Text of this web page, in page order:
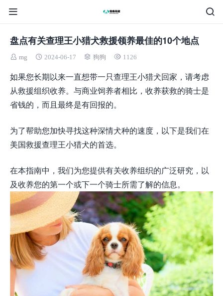
盘点有关查理王小猎犬救援领养最佳的10个地点
mg 2024-06-17 狗狗 1126
如果您长期以来一直想带一只查理王小猎犬回家，请考虑
从救援组织收养。与商业饲养者相比，收养获救的骑士是
省钱的，而且最终是有回报的。
为了帮助您加快寻找这种深情犬种的速度，以下是我们在
美国救援查理王小猎犬的首选。
在本指南中，我们为您提供有关收养组织的广泛研究，以
及收养您的第一个或下一个骑士所需了解的信息。